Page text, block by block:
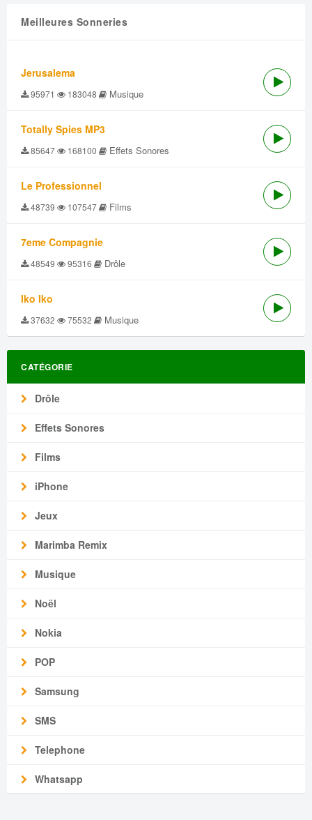
Meilleures Sonneries
Jerusalema
95971 183048 Musique
Totally Spies MP3
85647 168100 Effets Sonores
Le Professionnel
48739 107547 Films
7eme Compagnie
48549 95316 Drôle
Iko Iko
37632 75532 Musique
CATÉGORIE
Drôle
Effets Sonores
Films
iPhone
Jeux
Marimba Remix
Musique
Noël
Nokia
POP
Samsung
SMS
Telephone
Whatsapp